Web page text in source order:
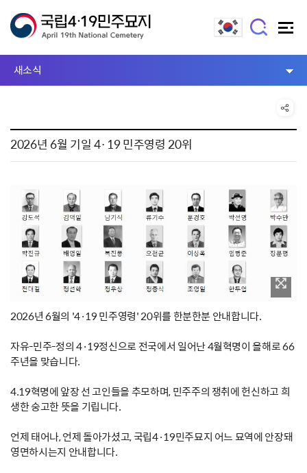
새소식
2026년 6월 기일 4·19 민주영령 20위
2026년 6월의 '4·19 민주영령' 20위를 한분한분 안내합니다.
자유-민주-정의 4·19정신으로 전국에서 일어난 4월혁명이 올해로 66
주년을 맞습니다.
4.19혁명에 앞장 선 고인들을 추모하며, 민주주의 쟁취에 헌신하고 희
생한 숭고한 뜻을 기립니다.
언제 태어나, 언제 돌아가셨고, 국립4·19민주묘지 어느 묘역에 안장돼
영면하시는지 안내합니다.